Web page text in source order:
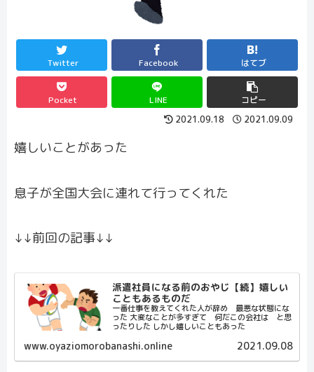
Twitter Facebook はてブ
Pocket LINE コピー
2021.09.18 2021.09.09
嬉しいことがあった
息子が全国大会に連れて行ってくれた
↓↓前回の記事↓↓
派遣社員になる前のおやじ【続】嬉しい
こともあるものだ
一番仕事を教えてくれた人が辞め 最悪な状態にな
った 大変なことが多すぎて 何だこの会社は と思
ったりした しかし嬉しいこともあった
www.oyaziomorobanashi.online 2021.09.08